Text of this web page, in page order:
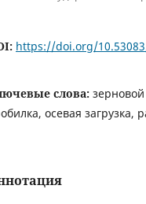
https://doi.org/
слова:
осевая загрузка,